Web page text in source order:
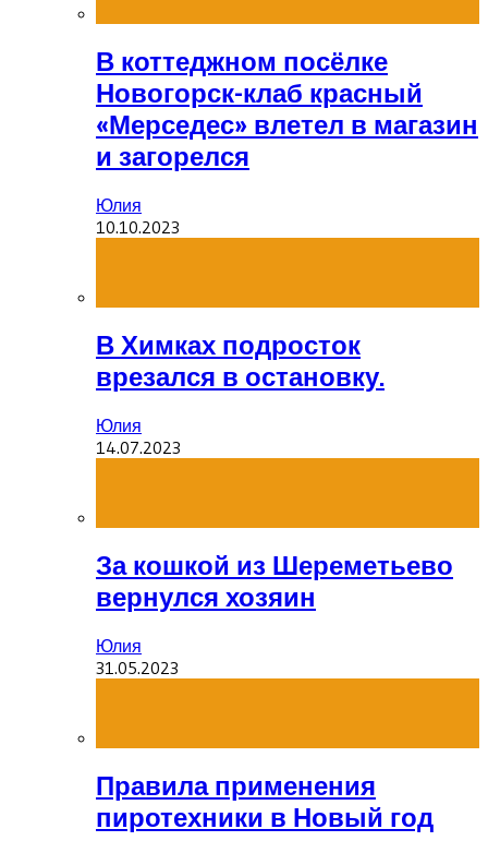
В коттеджном посёлке
Новогорск-клаб красный
«Мерседес» влетел в магазин
и загорелся
Юлия
10.10.2023
В Химках подросток
врезался в остановку.
Юлия
14.07.2023
За кошкой из Шереметьево
вернулся хозяин
Юлия
31.05.2023
Правила применения
пиротехники в Новый год